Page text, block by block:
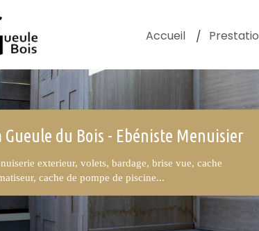
Accueil
Gueule du Bois - Ebéniste Menuisier
exterieur, volets, bardage, brise vue, cache
cache de pompe de piscine...